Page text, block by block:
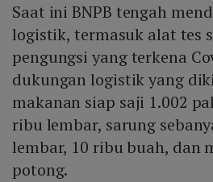
Saat ini BNPB tengah
logistik, termasuk alat tes
pengungsi yang terkena
dukungan logistik yang
makanan siap saji 1.002
ribu lembar, sarung
lembar, 10 ribu buah, dan
potong.